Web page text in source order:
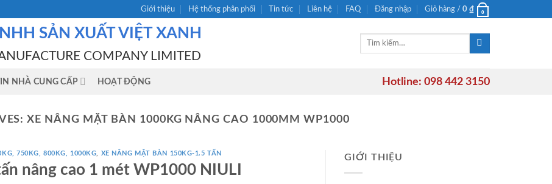
Giới thiệu Hệ thống phân phối Tin tức Liên hệ FAQ Đăng nhập Giỏ hàng / 0 ₫ 0
SẢN XUẤT VIỆT XANH
COMPANY LIMITED
Tìm
NHÀ CUNG CẤP HOẠT ĐỘNG Hotline: 098 442 3150
XE NÂNG MẶT BÀN 1000KG NÂNG CAO 1000MM WP1000
750KG, 800KG, 1000KG XE NÂNG MẶT BÀN 150KG-1.5 TẤN
nâng cao 1 mét WP1000 NIULI
GIỚI THIỆU